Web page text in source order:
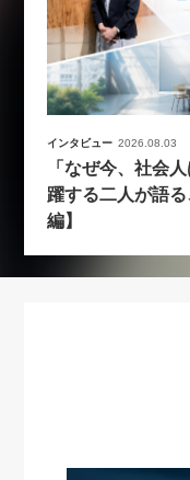
インタビュー 2026.08.03
「なぜ今、社会
躍する二人が語
編】